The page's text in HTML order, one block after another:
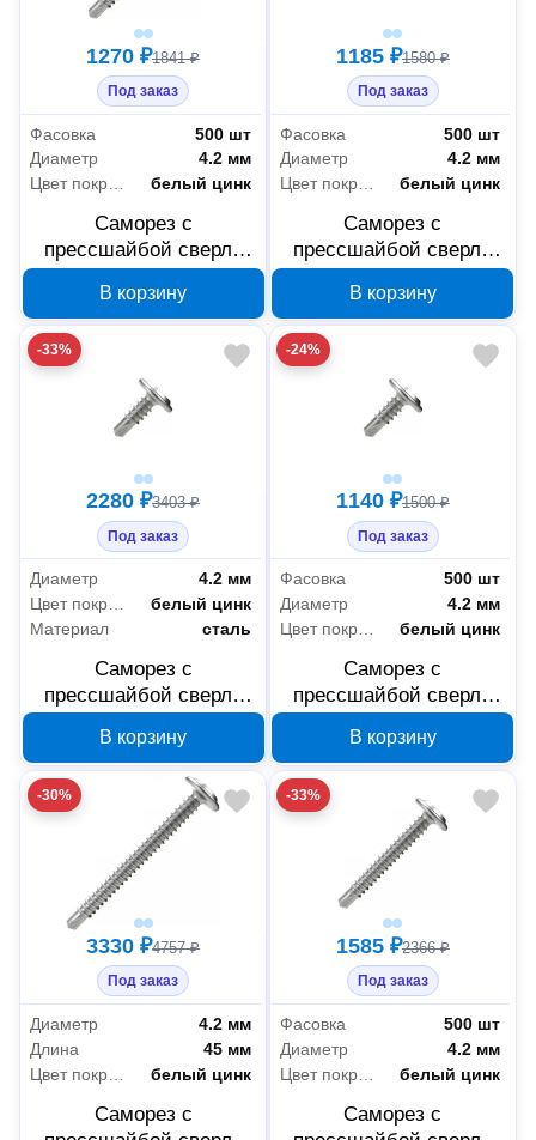
1270 ₽1841 ₽
Под заказ
Фасовка
500 шт
Диаметр
4.2 мм
белый цинк
Саморез с
прессшайбой сверло
ГОСТ 4,2x25 500 шт
PR17.00342
В корзину
1185 ₽1580 ₽
Под заказ
Фасовка
500 шт
Диаметр
4.2 мм
Цвет покрытия
белый цинк
Саморез с
прессшайбой сверло
ГОСТ 4,2x19 500 шт
PR17.00336
В корзину
-33%
2280 ₽3403 ₽
Под заказ
Диаметр
4.2 мм
белый цинк
Материал
сталь
Саморез с
прессшайбой сверло
ГОСТ 4,2x19 1000 шт
PR17.00332
В корзину
-24%
1140 ₽1500 ₽
Под заказ
Фасовка
500 шт
Диаметр
4.2 мм
Цвет покрытия
белый цинк
Саморез с
прессшайбой сверло
ГОСТ 4,2x16 500 шт
PR17.00330
В корзину
-30%
3330 ₽4757 ₽
Под заказ
Диаметр
4.2 мм
Длина
45 мм
белый цинк
Саморез с
-33%
1585 ₽2366 ₽
Под заказ
Фасовка
500 шт
Диаметр
4.2 мм
Цвет покрытия
белый цинк
Саморез с